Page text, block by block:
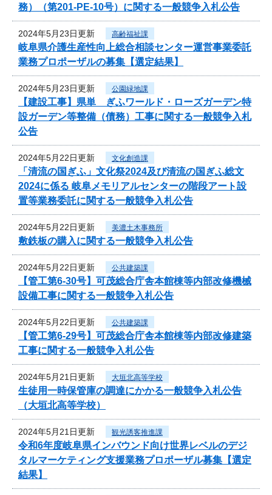
務）（第201-PE-10号）に関する一般競争入札公告
2024年5月23日更新 高齢福祉課
岐阜県介護生産性向上総合相談センター運営事業委託
業務プロポーザルの募集【選定結果】
2024年5月23日更新 公園緑地課
【建設工事】県単 ぎふワールド・ローズガーデン特
設ガーデン等整備（債務）工事に関する一般競争入札
公告
2024年5月22日更新 文化創造課
「清流の国ぎふ」文化祭2024及び清流の国ぎふ総文
2024に係る 岐阜メモリアルセンターの階段アート設
置等業務委託に関する一般競争入札公告
2024年5月22日更新 美濃土木事務所
敷鉄板の購入に関する一般競争入札公告
2024年5月22日更新 公共建築課
【管工第6-30号】可茂総合庁舎本館棟等内部改修機械
設備工事に関する一般競争入札公告
2024年5月22日更新 公共建築課
【管工第6-29号】可茂総合庁舎本館棟等内部改修建築
工事に関する一般競争入札公告
2024年5月21日更新 大垣北高等学校
生徒用一時保管庫の調達にかかる一般競争入札公告
（大垣北高等学校）
2024年5月21日更新 観光誘客推進課
令和6年度岐阜県インバウンド向け世界レベルのデジ
タルマーケティング支援業務プロポーザル募集【選定
結果】